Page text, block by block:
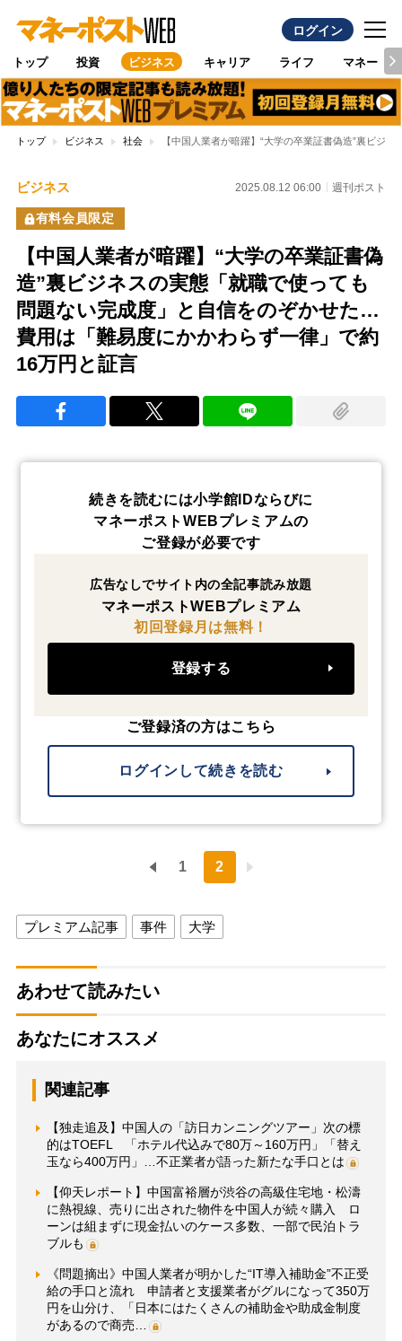
ログイン
トップ 投資 ビジネス キャリア ライフ マネー
トップ ビジネス 社会 【中国人業者が暗躍】“大学の卒業証書偽造”裏ビジ
ビジネス 2025.08.12 06:00 週刊ポスト
有料会員限定
【中国人業者が暗躍】“大学の卒業証書偽
造”裏ビジネスの実態「就職で使っても
問題ない完成度」と自信をのぞかせた…
費用は「難易度にかかわらず一律」で約
16万円と証言
続きを読むには小学館IDならびに
マネーポストWEBプレミアムの
ご登録が必要です
広告なしでサイト内の全記事読み放題
マネーポストWEBプレミアム
初回登録月は無料！
登録する
ご登録済の方はこちら
ログインして続きを読む
1 2
プレミアム記事 事件 大学
あわせて読みたい
あなたにオススメ
関連記事
【独走追及】中国人の「訪日カンニングツアー」次の標
的はTOEFL 「ホテル代込みで80万～160万円」「替え
玉なら400万円」…不正業者が語った新たな手口とは
【仰天レポート】中国富裕層が渋谷の高級住宅地・松濤
に熱視線、売りに出された物件を中国人が続々購入 ロ
ーンは組まずに現金払いのケース多数、一部で民泊トラ
ブルも
《問題摘出》中国人業者が明かした“IT導入補助金”不正受
給の手口と流れ 申請者と支援業者がグルになって350万
円を山分け、「日本にはたくさんの補助金や助成金制度
があるので商売…